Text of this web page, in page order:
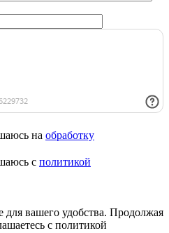
на обработку
с политикой
вашего удобства. Продолжая
с политикой